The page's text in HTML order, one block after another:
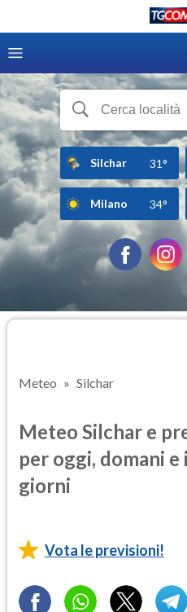
Silchar 31°
Milano 34°
Meteo Silchar
Meteo Silchar e
per oggi, domani e
giorni
Vota le previsioni!